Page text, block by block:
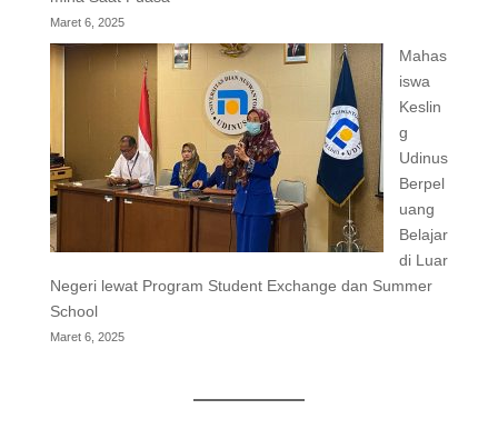
Maret 6, 2025
Mahas
iswa
Keslin
g
Udinus
Berpel
uang
Belajar
di Luar
Negeri lewat Program Student Exchange dan Summer
School
Maret 6, 2025